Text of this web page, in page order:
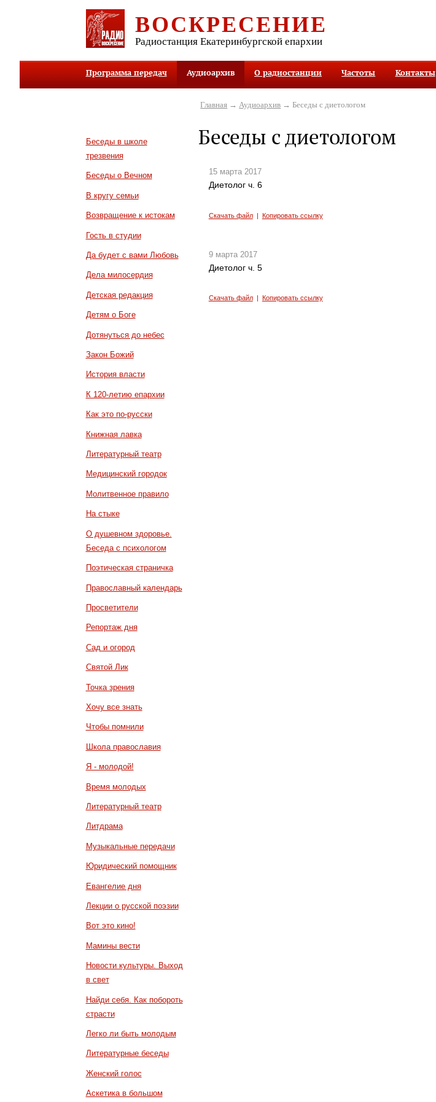
ВОСКРЕСЕНИЕ
Радиостанция Екатеринбургской епархии
Программа передач Аудиоархив О радиостанции Частоты Контакты
Беседы в школе
трезвения
Беседы о Вечном
В кругу семьи
Возвращение к истокам
Гость в студии
Да будет с вами Любовь
Дела милосердия
Детская редакция
Детям о Боге
Дотянуться до небес
Закон Божий
История власти
К 120-летию епархии
Как это по-русски
Книжная лавка
Литературный театр
Медицинский городок
Молитвенное правило
На стыке
О душевном здоровье.
Беседа с психологом
Поэтическая страничка
Православный календарь
Просветители
Репортаж дня
Сад и огород
Святой Лик
Точка зрения
Хочу все знать
Чтобы помнили
Школа православия
Я - молодой!
Время молодых
Литературный театр
Литдрама
Музыкальные передачи
Юридический помощник
Евангелие дня
Лекции о русской поэзии
Вот это кино!
Мамины вести
Новости культуры. Выход
в свет
Найди себя. Как побороть
страсти
Легко ли быть молодым
Литературные беседы
Женский голос
Аскетика в большом
Главная → Аудиоархив → Беседы с диетологом
Беседы с диетологом
15 марта 2017
Диетолог ч. 6
Скачать файл| Копировать ссылку
9 марта 2017
Диетолог ч. 5
Скачать файл| Копировать ссылку